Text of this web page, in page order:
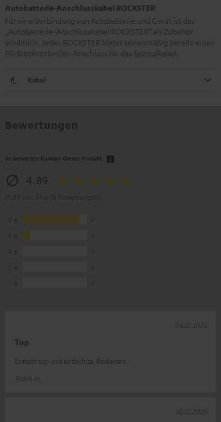
Autobatterie-Anschlusskabel ROCKSTER
Für eine Verbindung von Autobatterie und Gerät ist das
„Autobatterie-Anschlusskabel ROCKSTER“ als Zubehör
erhältlich. Jeder ROCKSTER bietet serienmäßig bereits einen
PA-Steckverbinder-Anschluss für das Spezialkabel.
Kabel
So bewerten Kunden dieses Produkt
Top
Einfach top und einfach zu Bedienen.
Robin H.
24.12.2025
10.12.2025